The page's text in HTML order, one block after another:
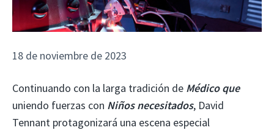
18 de noviembre de 2023
Continuando con la larga tradición de Médico que
uniendo fuerzas con Niños necesitados, David
Tennant protagonizará una escena especial